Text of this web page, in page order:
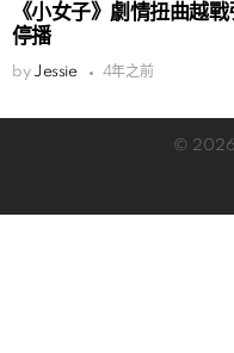
《小女子》劇情扭曲越
停播
by Jessie 4年之前
© 2026